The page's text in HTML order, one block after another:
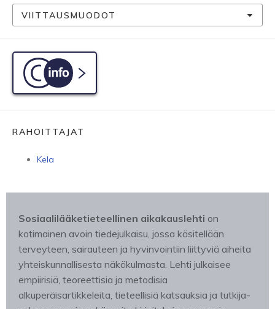
VIITTAUSMUODOT
C-info
RAHOITTAJAT
Kela
Sosiaalilääketieteellinen aikakauslehti on
kotimainen avoin tiedejulkaisu, jossa käsitellään
terveyteen, sairauteen ja hyvinvointiin liittyviä aiheita
yhteiskunnallisesta näkökulmasta. Lehti julkaisee
empiirisiä, teoreettisia ja metodisia
alkuperäisartikkeleita, tieteellisiä katsauksia ja tutkija-